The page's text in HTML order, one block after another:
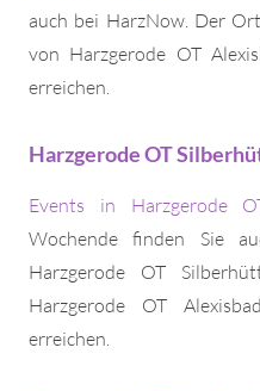
auch bei HarzNow. Der
von Harzgerode OT
erreichen.
Harzgerode OT
Events in Harzgerode
Wochende finden Sie
Harzgerode OT
Harzgerode OT
erreichen.